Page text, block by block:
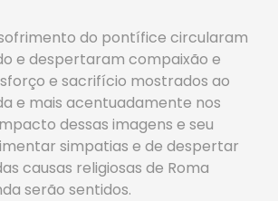
do pontífice circularam
e despertaram compaixão e
e sacrifício mostrados ao
e mais acentuadamente nos
dessas imagens e seu
simpatias e de despertar
causas religiosas de Roma
serão sentidos.